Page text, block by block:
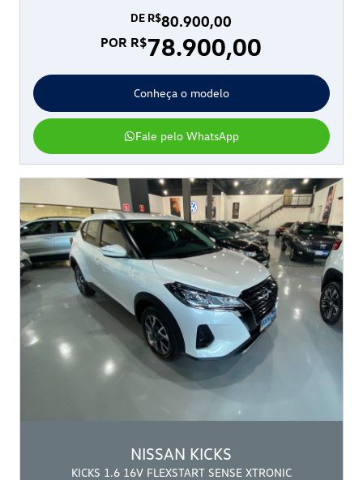
DE R$80.900,00
POR R$78.900,00
Conheça o modelo
Fale pelo WhatsApp
NISSAN KICKS
KICKS 1.6 16V FLEXSTART SENSE XTRONIC